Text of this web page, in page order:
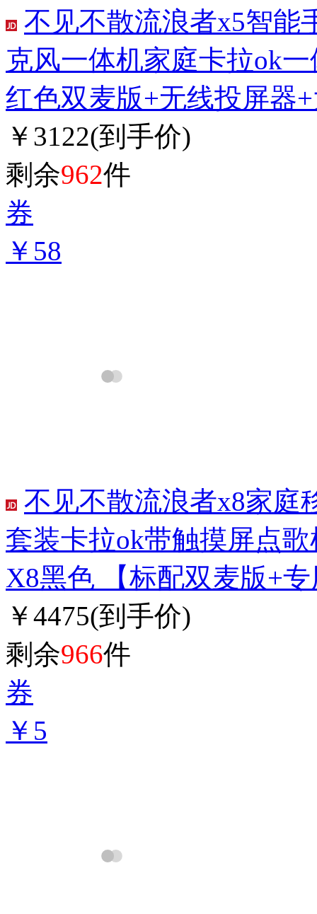
不见不散流浪者x5智能
克风一体机家庭卡拉ok
红色双麦版+无线投屏器
￥3122(到手价)
剩余962件
券
￥58
不见不散流浪者x8家庭
套装卡拉ok带触摸屏点
X8黑色 【标配双麦版+
￥4475(到手价)
剩余966件
券
￥5